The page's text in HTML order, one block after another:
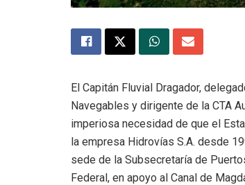
El Capitán Fluvial Dragador,
Navegables y dirigente de la CTA
imperiosa necesidad de que el
la empresa Hidrovías S.A. desde
sede de la Subsecretaría de
Federal, en apoyo al Canal de